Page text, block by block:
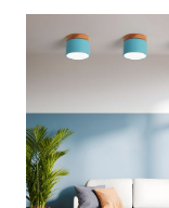
V 30,48 cm Blanco